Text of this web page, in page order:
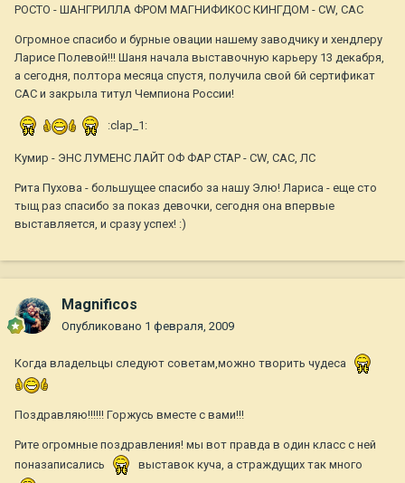
РОСТО - ШАНГРИЛЛА ФРОМ МАГНИФИКОС КИНГДОМ - CW, CAC
Огромное спасибо и бурные овации нашему заводчику и хендлеру
Ларисе Полевой!!! Шаня начала выставочную карьеру 13 декабря,
а сегодня, полтора месяца спустя, получила свой 6й сертификат
САС и закрыла титул Чемпиона России!
:clap_1:
Кумир - ЭНС ЛУМЕНС ЛАЙТ ОФ ФАР СТАР - CW, CAC, ЛС
Рита Пухова - большущее спасибо за нашу Элю! Лариса - еще сто
тыщ раз спасибо за показ девочки, сегодня она впервые
выставляется, и сразу успех! :)
Magnificos
Опубликовано 1 февраля, 2009
Когда владельцы следуют советам,можно творить чудеса
Поздравляю!!!!!! Горжусь вместе с вами!!!
Рите огромные поздравления! мы вот правда в один класс с ней
поназаписались
выставок куча, а страждущих так много